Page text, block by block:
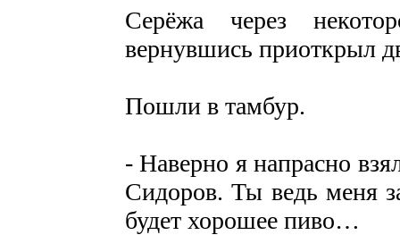
Серёжа через
вернувшись приоткрыл
Пошли в тамбур.
- Наверно я напрасно
Сидоров. Ты ведь меня
будет хорошее пиво…